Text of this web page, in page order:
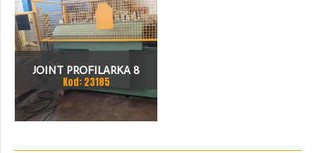
JOINT PROFILARKA 8
STACJI
Kod: 23185